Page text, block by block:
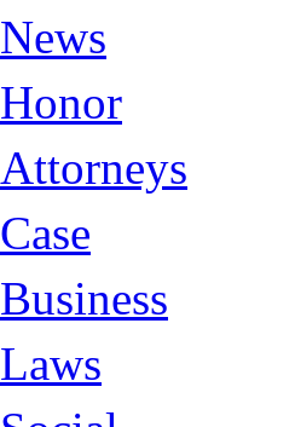
News
Honor
Attorneys
Case
Business
Laws